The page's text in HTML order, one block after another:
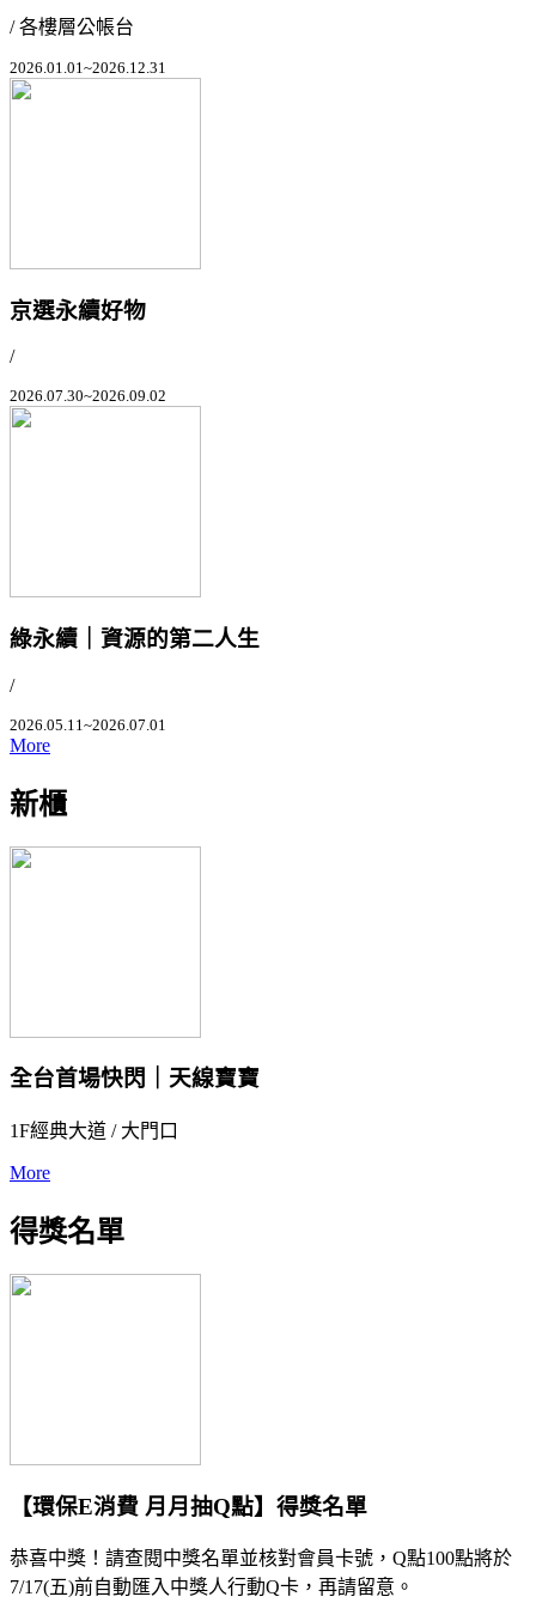
/ 各樓層公帳台
2026.01.01~2026.12.31
京選永續好物
/
2026.07.30~2026.09.02
綠永續｜資源的第二人生
/
2026.05.11~2026.07.01
More
新櫃
全台首場快閃｜天線寶寶
1F經典大道 / 大門口
More
得獎名單
【環保E消費 月月抽Q點】得獎名單
恭喜中獎！請查閱中獎名單並核對會員卡號，Q點100點將於
7/17(五)前自動匯入中獎人行動Q卡，再請留意。